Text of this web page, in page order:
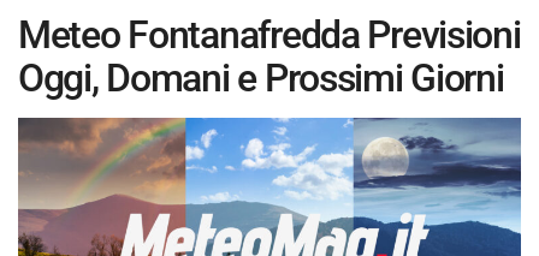
Meteo Fontanafredda Previsioni
Oggi, Domani e Prossimi Giorni